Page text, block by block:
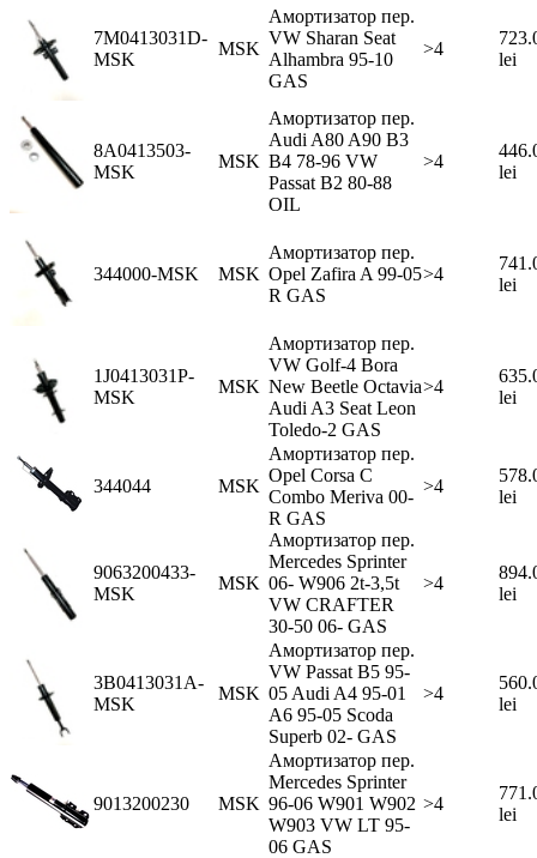
7M0413031D-
MSK
MSK
Амортизатор пер.
VW Sharan Seat
Alhambra 95-10
GAS
>4
lei
8A0413503-
MSK
MSK
Амортизатор пер.
Audi A80 A90 B3
B4 78-96 VW
Passat B2 80-88
OIL
>4
lei
344000-MSK MSK
Амортизатор пер.
Opel Zafira A 99-05
R GAS
>4
lei
1J0413031P-
MSK
MSK
Амортизатор пер.
VW Golf-4 Bora
New Beetle Octavia
Audi A3 Seat Leon
Toledo-2 GAS
>4
lei
344044 MSK
Амортизатор пер.
Opel Corsa C
Combo Meriva 00-
R GAS
>4
lei
9063200433-
MSK
MSK
Амортизатор пер.
Mercedes Sprinter
06- W906 2t-3,5t
VW CRAFTER
30-50 06- GAS
>4
lei
3B0413031A-
MSK
MSK
Амортизатор пер.
VW Passat B5 95-
05 Audi A4 95-01
A6 95-05 Scoda
Superb 02- GAS
>4
lei
9013200230 MSK
Амортизатор пер.
Mercedes Sprinter
96-06 W901 W902
W903 VW LT 95-
06 GAS
>4
lei